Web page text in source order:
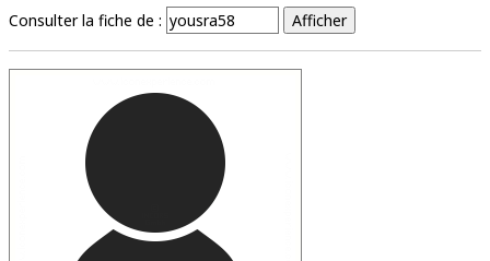
Consulter la fiche de :